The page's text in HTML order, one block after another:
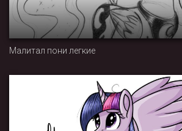
Малитал пони легкие